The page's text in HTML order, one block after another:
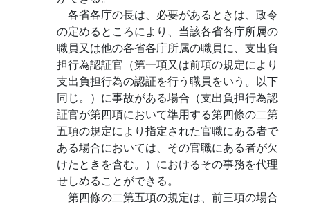
各省各庁の長は、必要があるときは、政令
の定めるところにより、当該各省各庁所属の
職員又は他の各省各庁所属の職員に、支出負
担行為認証官（第一項又は前項の規定により
支出負担行為の認証を行う職員をいう。以下
同じ。）に事故がある場合（支出負担行為認
証官が第四項において準用する第四條の二第
五項の規定により指定された官職にある者で
ある場合においては、その官職にある者が欠
けたときを含む。）におけるその事務を代理
せしめることができる。
第四條の二第五項の規定は、前三項の場合